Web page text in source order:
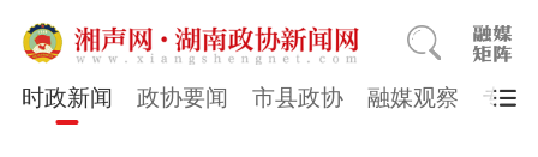
时政新闻 政协要闻 市县政协 融媒观察 专题